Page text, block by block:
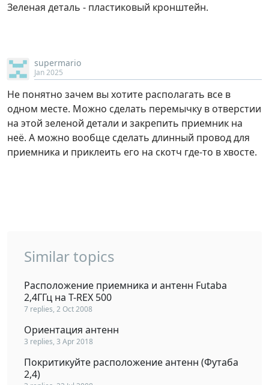
Зеленая деталь - пластиковый кронштейн.
supermario
Jan 2025
Не понятно зачем вы хотите располагать все в
одном месте. Можно сделать перемычку в отверстии
на этой зеленой детали и закрепить приемник на
неё. А можно вообще сделать длинный провод для
приемника и приклеить его на скотч где-то в хвосте.
Similar topics
Расположение приемника и антенн Futaba
2,4ГГц на T-REX 500
7 replies, 2 Oct 2008
Ориентация антенн
3 replies, 3 Apr 2018
Покритикуйте расположение антенн (Футаба
2,4)